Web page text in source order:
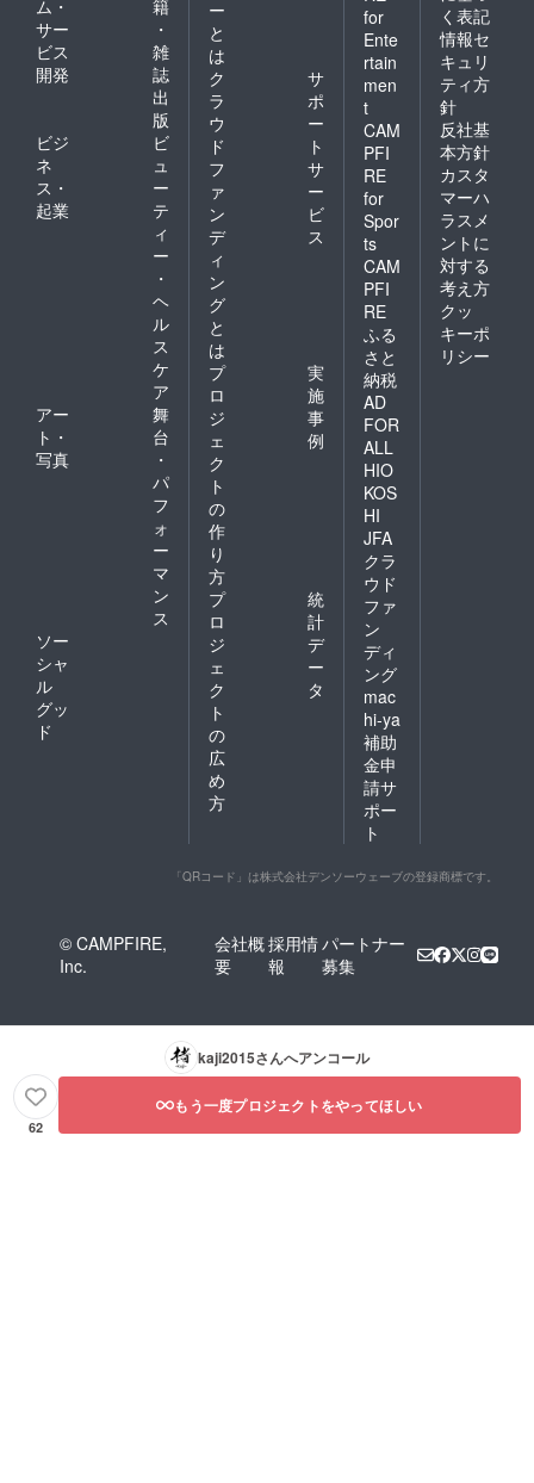
ム・
サー
ビス
開発
籍
・
雑
誌
出
版
ビジ
ネ
ス・
起業
ビ
ュ
ー
テ
ィ
ー
・
ヘ
ル
ス
ケ
ア
アー
ト・
写真
舞
台
・
パ
フ
ォ
ー
マ
ン
ス
ソー
シャ
ル
グッ
ド
ー
と
は
ク
ラ
ウ
ド
フ
ァ
ン
デ
ィ
ン
グ
と
は
サ
ポ
ー
ト
サ
ー
ビ
ス
プ
ロ
ジ
ェ
ク
ト
の
作
り
方
実
施
事
例
プ
ロ
ジ
ェ
ク
ト
の
広
め
方
統
計
デ
ー
タ
for
Ente
rtain
men
t
CAM
PFI
RE
for
Spor
ts
CAM
PFI
RE
ふる
さと
納税
AD
FOR
ALL
HIO
KOS
HI
JFA
クラ
ウド
ファ
ン
ディ
ング
mac
hi-ya
補助
金申
請サ
ポー
ト
く表記
情報セ
キュリ
ティ方
針
反社基
本方針
カスタ
マーハ
ラスメ
ントに
対する
考え方
クッ
キーポ
リシー
「QRコード」は株式会社デンソーウェーブの登録商標です。
© CAMPFIRE,
Inc.
会社概
要
採用情
報
パートナー
募集
kaji2015さんへアンコール
62
もう一度プロジェクトをやってほしい